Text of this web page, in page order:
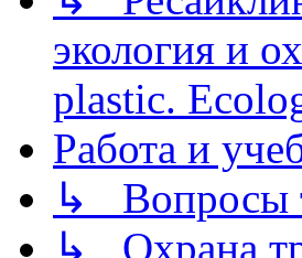
экология и
plastic.
Работа и
↳ Вопросы
↳ Охрана